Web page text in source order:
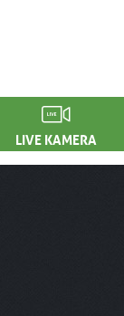
LIVE KAMERA